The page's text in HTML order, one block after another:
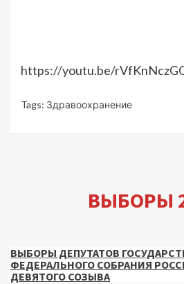
https://youtu.be/
Tags: Здравоохранение
ВЫБОРЫ
ВЫБОРЫ ДЕПУТАТОВ
ФЕДЕРАЛЬНОГО СОБРАНИЯ
ДЕВЯТОГО СОЗЫВА